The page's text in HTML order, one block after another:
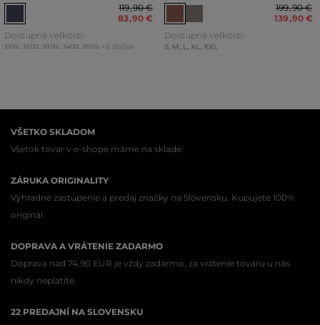
119,90 €
83,90 €
Dostupné veľkosti:
31/32, 32/32, 33/32, 34/32, 35/32 +5 ďalšie
199,90 €
139,90 €
Dostupné veľkosti:
S, M, L, XL, XXL
VŠETKO SKLADOM
Všetok tovar v e-shope máme na sklade.
ZÁRUKA ORIGINALITY
Výhradné zastúpenie a predaj značky na Slovensku. Kupujete 100%
originál.
DOPRAVA A VRÁTENIE ZADARMO
Doprava nad 74,90 EUR je vždy zadarmo, za vrátenie tovaru u nás
nikdy neplatíte.
22 PREDAJNÍ NA SLOVENSKU